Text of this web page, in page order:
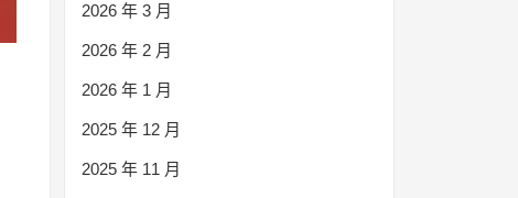
2026 年 3 月
2026 年 2 月
2026 年 1 月
2025 年 12 月
2025 年 11 月